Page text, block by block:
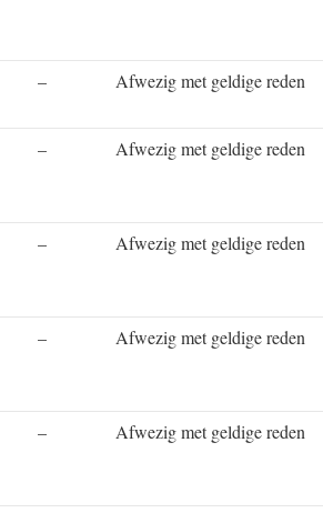
– Afwezig met geldige reden
– Afwezig met geldige reden
– Afwezig met geldige reden
– Afwezig met geldige reden
– Afwezig met geldige reden